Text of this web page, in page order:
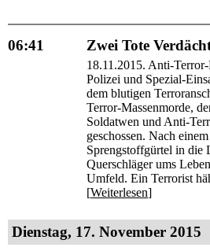
06:41 Zwei Tote
18.11.2015. Anti-
Polizei und Spezial-
dem blutigen
Terror-Massenmorde,
Soldatwen und Anti-
geschossen. Nach
Sprengstoffgürtel in die
Querschläger ums
Umfeld. Ein Terrorist
[Weiterlesen]
Dienstag, 17. November 2015